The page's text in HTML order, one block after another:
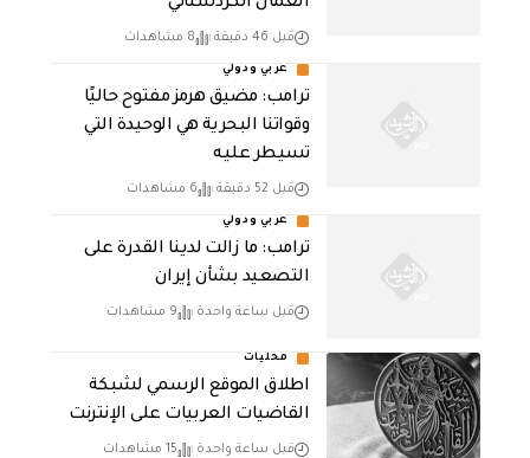
قبل 46 دقيقة 8 مشاهدات
عربي ودولي
ترامب: مضيق هرمز مفتوح حاليًا
وقواتنا البحرية هي الوحيدة التي
تسيطر عليه
قبل 52 دقيقة 6 مشاهدات
عربي ودولي
ترامب: ما زالت لدينا القدرة على
التصعيد بشأن إيران
قبل ساعة واحدة 9 مشاهدات
محليات
اطلاق الموقع الرسمي لشبكة
القاضيات العربيات على الإنترنت
قبل ساعة واحدة 15 مشاهدات